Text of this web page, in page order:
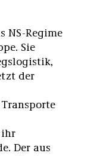
NS-Regime
Sie
der
ihr
Der aus